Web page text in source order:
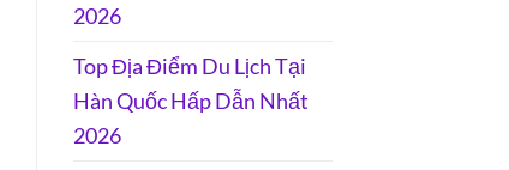
2026
Top Địa Điểm Du Lịch Tại
Hàn Quốc Hấp Dẫn Nhất
2026